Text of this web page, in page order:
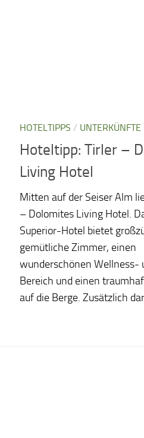
HOTELTIPPS / UNTERKÜNFTE
Hoteltipp: Tirler –
Living Hotel
Mitten auf der Seiser Alm
– Dolomites Living Hotel.
Superior-Hotel bietet
gemütliche Zimmer, einen
wunderschönen Wellness-
Bereich und einen
auf die Berge. Zusätzlich